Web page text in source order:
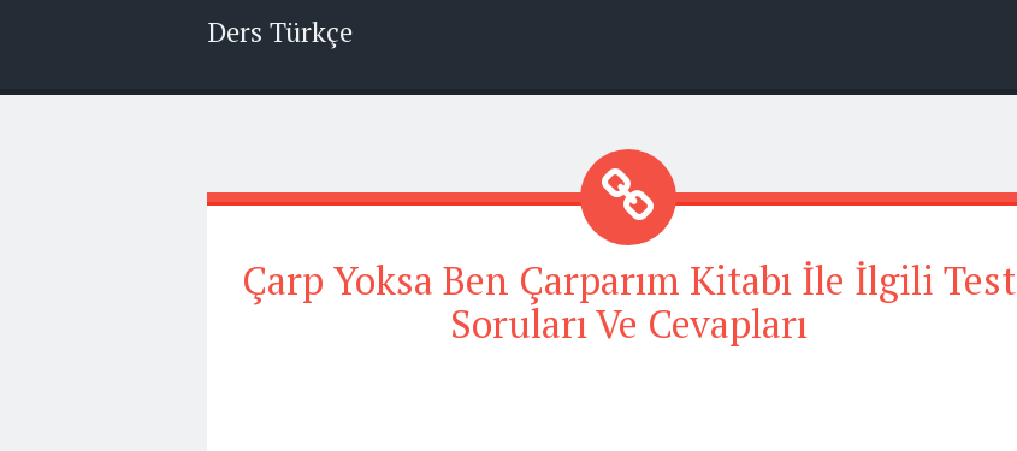
Ders Türkçe
Çarp Yoksa Ben Çarparım Kitabı İle İlgili Test
Soruları Ve Cevapları